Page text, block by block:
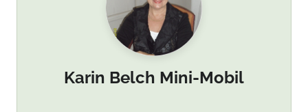
Karin Belch Mini-Mobil